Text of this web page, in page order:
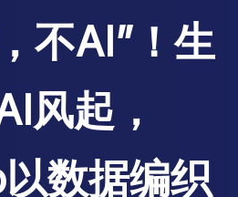
不AI”！生
风起，
数据编织